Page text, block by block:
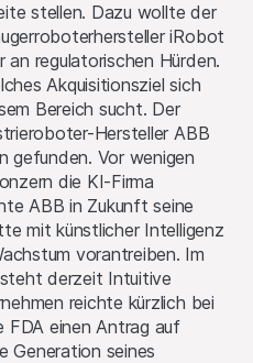
stellen. Dazu wollte der
iRobot
regulatorischen Hürden.
Akquisitionsziel sich
Bereich sucht. Der
Hersteller ABB
gefunden. Vor wenigen
die KI-Firma
ABB in Zukunft seine
mit künstlicher Intelligenz
vorantreiben. Im
derzeit Intuitive
reichte kürzlich bei
FDA einen Antrag auf
Generation seines